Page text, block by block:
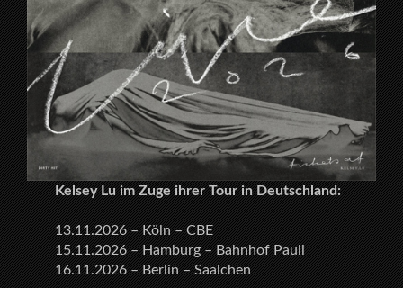
Kelsey Lu im Zuge ihrer Tour in Deutschland:
13.11.2026 – Köln – CBE
15.11.2026 – Hamburg – Bahnhof Pauli
16.11.2026 – Berlin – Saalchen